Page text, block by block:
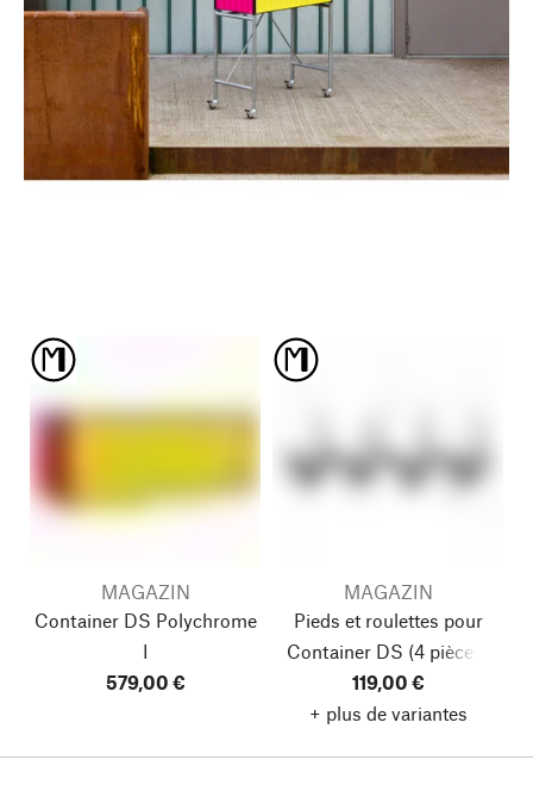
MAGAZIN
Container DS Polychrome
I
579,00 €
MAGAZIN
Pieds et roulettes pour
Container DS (4 pièces)
119,00 €
+ plus de variantes